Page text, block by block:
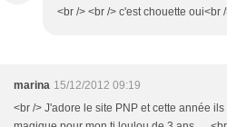
<br /> <br /> c'est chouette oui<br
marina 15/12/2012 09:19
<br /> J'adore le site PNP et cette année